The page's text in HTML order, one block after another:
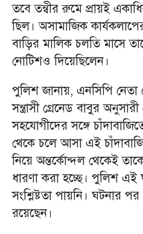
তবে তন্বীর রুমে প্রায়ই
ছিল। অসামাজিক
বাড়ির মালিক চলতি মাসে
নোটিশও দিয়েছিলেন।
পুলিশ জানায়, এনসিপি নেতা
সন্ত্রাসী গ্রেনেড বাবুর
সহযোগীদের সঙ্গে
থেকে চলে আসা এই
নিয়ে অন্তর্কোন্দল থেকেই
ধারণা করা হচ্ছে। পুলিশ
সংশ্লিষ্টতা পায়নি। ঘটনার
রয়েছেন।